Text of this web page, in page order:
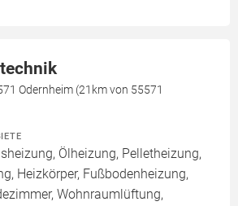
Odernheim (21km von 55571
Ölheizung, Pelletheizung,
Heizkörper, Fußbodenheizung,
Wohnraumlüftung,